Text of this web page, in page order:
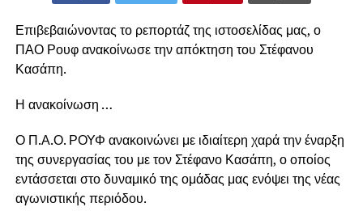
Επιβεβαιώνοντας το ρεπορτάζ της ιστοσελίδας μας, ο
ΠΑΟ Ρουφ ανακοίνωσε την απόκτηση του Στέφανου
Κασάπη.
Η ανακοίνωση …
Ο Π.Α.Ο. ΡΟΥΦ ανακοινώνει με ιδιαίτερη χαρά την έναρξη
της συνεργασίας του με τον Στέφανο Κασάπη, ο οποίος
εντάσσεται στο δυναμικό της ομάδας μας ενόψει της νέας
αγωνιστικής περιόδου.